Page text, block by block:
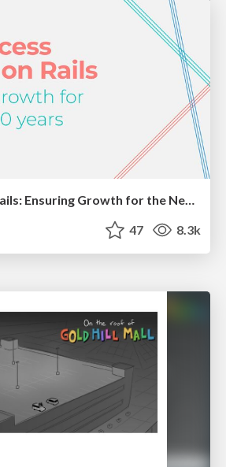
The Success of Rails: Ensuring Growth for the Next 100 Years
47 8.3k